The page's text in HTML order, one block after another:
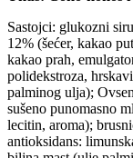
Sastojci: glukozni
12% (šećer, kakao
kakao prah,
polidekstroza,
palminog ulja);
sušeno punomasno
lecitin, aroma);
antioksidans: